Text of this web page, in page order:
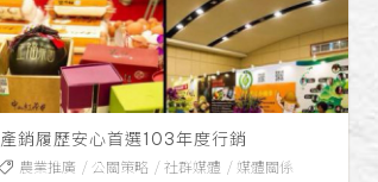
產銷履歷安心首選103年度行銷
農業推廣 公關策略 社群媒體 媒體關係